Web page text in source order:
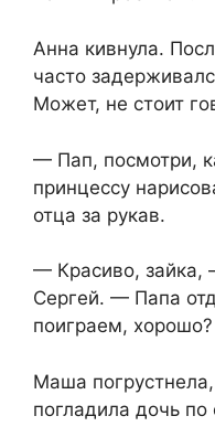
Анна кивнула.
часто
Может, не стоит
— Пап, посмотри,
принцессу
отца за рукав.
— Красиво, зайка,
Сергей. — Папа
поиграем, хорошо?
Маша
погладила дочь по